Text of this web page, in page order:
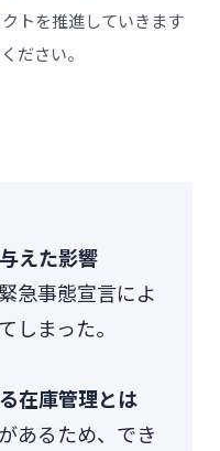
トを推進していきます
ださい。
えた影響
急事態宣言によ
しまった。
在庫管理とは
あるため、でき